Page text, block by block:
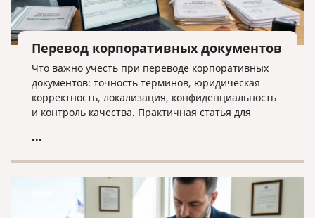
Перевод корпоративных документов
Что важно учесть при переводе корпоративных
документов: точность терминов, юридическая
корректность, локализация, конфиденциальность
и контроль качества. Практичная статья для
...